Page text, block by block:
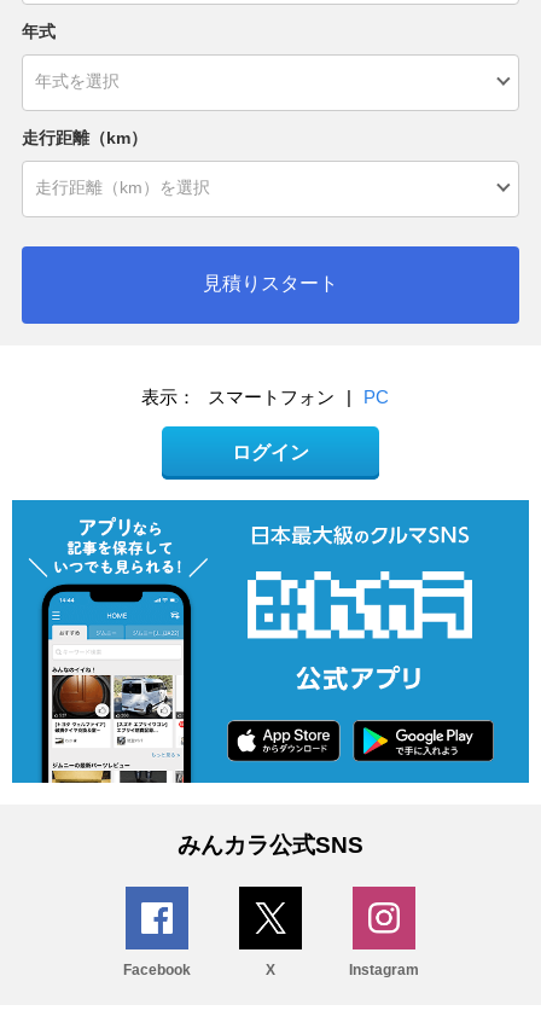
年式
走行距離（km）
見積りスタート
表示： スマートフォン | PC
ログイン
みんカラ公式SNS
Facebook X Instagram